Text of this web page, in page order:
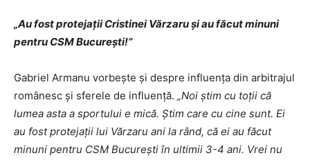
„Au fost protejaţii Cristinei Vărzaru şi au făcut minuni
pentru CSM Bucureşti!”
Gabriel Armanu vorbește și despre influența din arbitrajul
românesc și sferele de influență. „Noi știm cu toții că
lumea asta a sportului e mică. Știm care cu cine sunt. Ei
au fost protejații lui Vărzaru ani la rând, că ei au făcut
minuni pentru CSM București în ultimii 3-4 ani. Vrei nu